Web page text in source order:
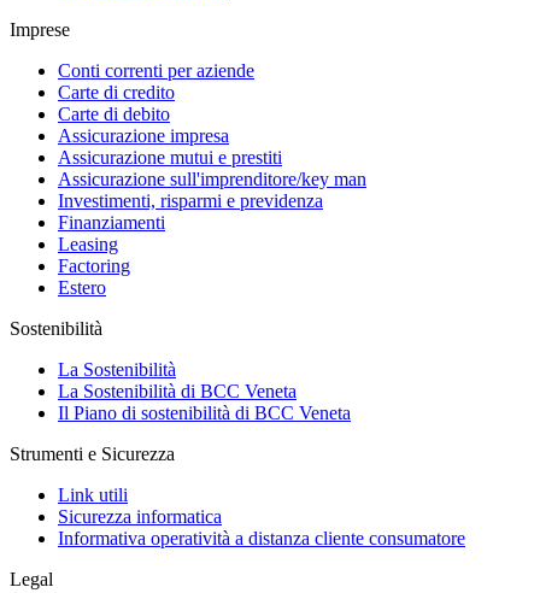
Imprese
Conti correnti per aziende
Carte di credito
Carte di debito
Assicurazione impresa
Assicurazione mutui e prestiti
Assicurazione sull'imprenditore/key man
Investimenti, risparmi e previdenza
Finanziamenti
Leasing
Factoring
Estero
Sostenibilità
La Sostenibilità
La Sostenibilità di BCC Veneta
Il Piano di sostenibilità di BCC Veneta
Strumenti e Sicurezza
Link utili
Sicurezza informatica
Informativa operatività a distanza cliente consumatore
Legal